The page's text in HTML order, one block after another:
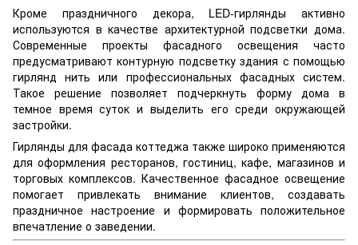
Кроме праздничного декора, LED-гирлянды активно
используются в качестве архитектурной подсветки дома.
Современные проекты фасадного освещения часто
предусматривают контурную подсветку здания с помощью
гирлянд нить или профессиональных фасадных систем.
Такое решение позволяет подчеркнуть форму дома в
темное время суток и выделить его среди окружающей
застройки.
Гирлянды для фасада коттеджа также широко применяются
для оформления ресторанов, гостиниц, кафе, магазинов и
торговых комплексов. Качественное фасадное освещение
помогает привлекать внимание клиентов, создавать
праздничное настроение и формировать положительное
впечатление о заведении.